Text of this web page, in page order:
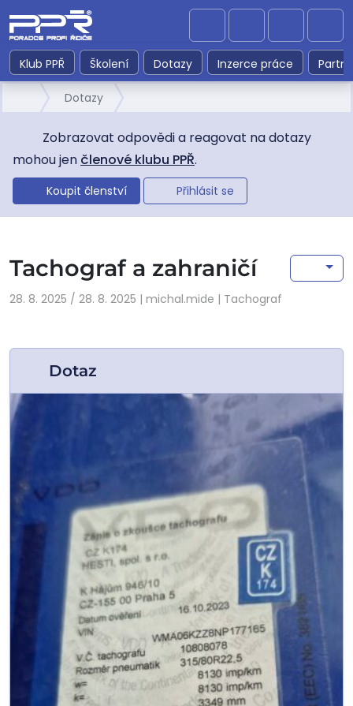
Klub PPŘ Školení Dotazy Inzerce práce
Dotazy
Zobrazovat odpovědi a reagovat na dotazy
mohou jen členové klubu PPŘ.
Koupit členství Přihlásit se
Tachograf a zahraničí
28. 8. 2025 / 28. 8. 2025 | michal.mide | Tachograf
Dotaz